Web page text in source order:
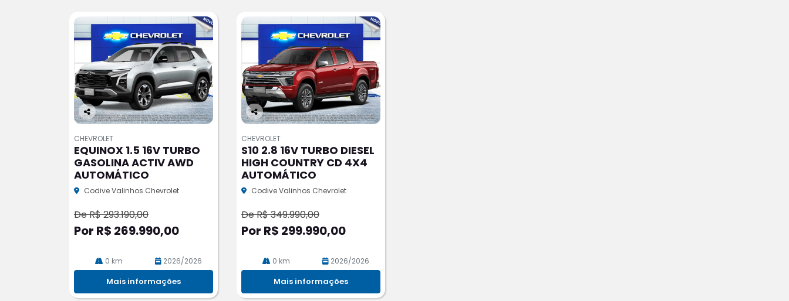
Co
pa
rtil
he
CHEVROLET
EQUINOX 1.5 16V TURBO
GASOLINA ACTIV AWD
AUTOMÁTICO
Codive Valinhos Chevrolet
De R$ 293.190,00
Por R$ 269.990,00
0 km 2026/2026
Mais informações
Co
pa
rtil
he
CHEVROLET
S10 2.8 16V TURBO DIESEL
HIGH COUNTRY CD 4X4
AUTOMÁTICO
Codive Valinhos Chevrolet
De R$ 349.990,00
Por R$ 299.990,00
0 km 2026/2026
Mais informações